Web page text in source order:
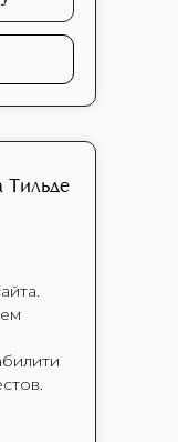
Тильде